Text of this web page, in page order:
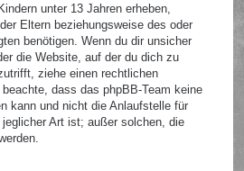
unter 13 Jahren erheben,
Eltern beziehungsweise des oder
benötigen. Wenn du dir unsicher
die Website, auf der du dich zu
ziehe einen rechtlichen
dass das phpBB-Team keine
kann und nicht die Anlaufstelle für
Art ist; außer solchen, die